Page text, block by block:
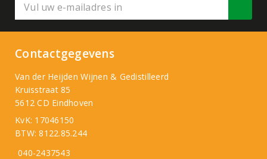
Contactgegevens
Van der Heijden Wijnen & Gedistilleerd
Kruisstraat 85
5612 CD Eindhoven
KvK: 17046150
BTW: 8122.85.244
040-2437543